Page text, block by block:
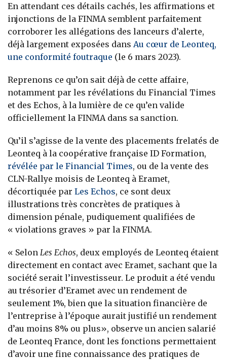
En attendant ces détails cachés, les affirmations et
injonctions de la FINMA semblent parfaitement
corroborer les allégations des lanceurs d’alerte,
déjà largement exposées dans Au cœur de Leonteq,
une conformité foutraque (le 6 mars 2023).
Reprenons ce qu’on sait déjà de cette affaire,
notamment par les révélations du Financial Times
et des Echos, à la lumière de ce qu’en valide
officiellement la FINMA dans sa sanction.
Qu’il s’agisse de la vente des placements frelatés de
Leonteq à la coopérative française ID Formation,
révélée par le Financial Times, ou de la vente des
CLN-Rallye moisis de Leonteq à Eramet,
décortiquée par Les Echos, ce sont deux
illustrations très concrètes de pratiques à
dimension pénale, pudiquement qualifiées de
« violations graves » par la FINMA.
« Selon Les Echos, deux employés de Leonteq étaient
directement en contact avec Eramet, sachant que la
société serait l’investisseur. Le produit a été vendu
au trésorier d’Eramet avec un rendement de
seulement 1%, bien que la situation financière de
l’entreprise à l’époque aurait justifié un rendement
d’au moins 8% ou plus», observe un ancien salarié
de Leonteq France, dont les fonctions permettaient
d’avoir une fine connaissance des pratiques de